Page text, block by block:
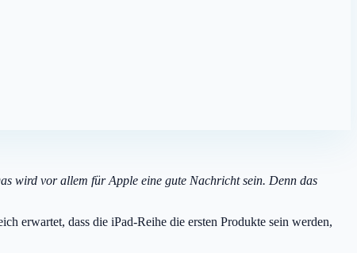
wird vor allem für Apple eine gute Nachricht sein. Denn das
erwartet, dass die iPad-Reihe die ersten Produkte sein werden,